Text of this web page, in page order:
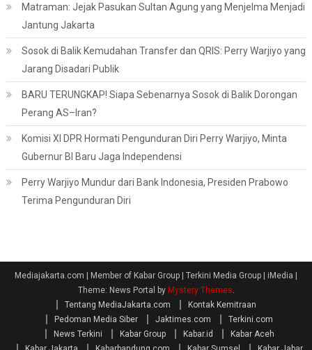
Matraman: Jejak Pasukan Sultan Agung yang Menjelma Menjadi
Jantung Jakarta
Sosok di Balik Kemudahan Transfer dan QRIS: Perry Warjiyo yang
Jarang Disadari Publik
BARU TERUNGKAP! Siapa Sebenarnya Sosok di Balik Dorongan
Perang AS–Iran?
Komisi XI DPR Hormati Pengunduran Diri Perry Warjiyo, Minta
Gubernur BI Baru Jaga Independensi
Perry Warjiyo Mundur dari Bank Indonesia, Presiden Prabowo
Terima Pengunduran Diri
Mediajakarta.com | Member of Kabar Group | Terkini Media Group | iMedia
Theme: News Portal by Mystery Themes.
Tentang MediaJakarta.com
Kontak Kemitraan
Pedoman Media Siber
Jaktimes.com
Terkini.com
News Terkini
Kabar Group Kabar.id
Kabar Aceh